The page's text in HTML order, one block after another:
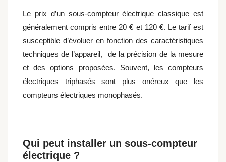
Le prix d’un sous-compteur électrique classique est
généralement compris entre 20 € et 120 €. Le tarif est
susceptible d’évoluer en fonction des caractéristiques
techniques de l’appareil, de la précision de la mesure
et des options proposées. Souvent, les compteurs
électriques triphasés sont plus onéreux que les
compteurs électriques monophasés.
Qui peut installer un sous-compteur
électrique ?